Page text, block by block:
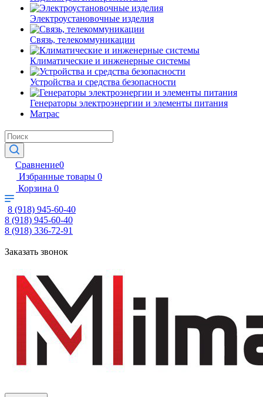
Электроустановочные изделия
Связь, телекоммуникации
Климатические и инженерные системы
Устройства и средства безопасности
Генераторы электроэнергии и элементы питания
Матрас
Сравнение0
Избранные товары 0
Корзина 0
8 (918) 945-60-40
8 (918) 945-60-40
8 (918) 336-72-91
Заказать звонок